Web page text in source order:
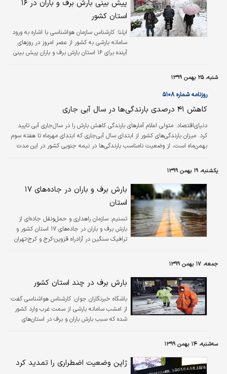
پیش بینی بارش برف و باران در ۱۶
استان کشور
ایلنا: کارشناس سازمان هواشناسی با اشاره به ورود
سامانه بارشی به کشور از عصر امروز در روزهای
آینده برای ۱۶ استان بارش برف و باران پیش بینی
شنبه، ۲۵ بهمن ۱۳۹۹
روزنامه شماره ۵۱۰۸
کاهش ۴۱ درصدی بارندگی‌ها در سال آبی جاری
دنیای‌اقتصاد: متولی اعلام آمارهای بارندگی کاهش بارش را در سال‌جاری آبی تایید
کرد. میزان بارندگی‌های کشور از ابتدای سال آبی‌جاری که ابتدای مهرماه تا هفته سوم
بهمن‌ماه است، از وضعیت نامناسب بارندگی‌ها در نیمه جنوبی کشور در این مدت
با مدت مشابه سال قبل است. به ‌گزارش پاون، نگاهی به وضعیت بارندگی‌های مناطق
۴۵۳میلی‌متر، کهگیلویه ‌و بویراحمد با ۳/ ۳۸۸میلی‌متر و مازندران با ۴/…
یکشنبه، ۱۹ بهمن ۱۳۹۹
بارش برف و باران در جاده‌های ۱۷
استان
تسنیم: سازمان راهداری و حمل‌ونقل جاده‌ای از
بارش برف و باران در جاده‌های ۱۷ استان کشور و
ترافیک سنگین در آزادراه قزوین-کرج و کرج-تهران
جمعه، ۱۷ بهمن ۱۳۹۹
بارش برف در چند استان کشور
باشگاه خبرنگاران جوان: کارشناس هواشناسی گفت:
از امشب سامانه بارشی از سمت غرب وارد کشور
شده که سبب بارش باران و برف در استان‌های
سه‌شنبه، ۱۴ بهمن ۱۳۹۹
ژاپن وضعیت اضطراری را تمدید کرد